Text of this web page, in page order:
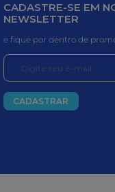
CADASTRE-SE EM
NEWSLETTER
e fique por dentro de
CADASTRAR